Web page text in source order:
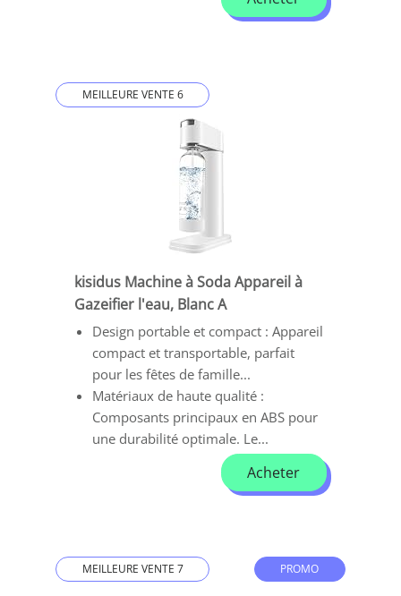
MEILLEURE VENTE 6
kisidus Machine à Soda Appareil à
Gazeifier l'eau, Blanc A
Design portable et compact : Appareil
compact et transportable, parfait
pour les fêtes de famille...
Matériaux de haute qualité :
Composants principaux en ABS pour
une durabilité optimale. Le...
Acheter
PROMO
MEILLEURE VENTE 7